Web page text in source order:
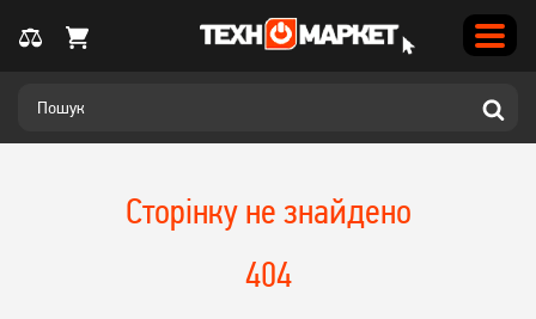
Сторінку не знайдено
404